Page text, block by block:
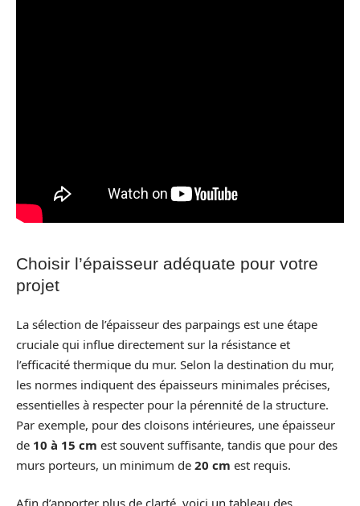
Choisir l’épaisseur adéquate pour votre
projet
La sélection de l’épaisseur des parpaings est une étape
cruciale qui influe directement sur la résistance et
l’efficacité thermique du mur. Selon la destination du mur,
les normes indiquent des épaisseurs minimales précises,
essentielles à respecter pour la pérennité de la structure.
Par exemple, pour des cloisons intérieures, une épaisseur
de 10 à 15 cm est souvent suffisante, tandis que pour des
murs porteurs, un minimum de 20 cm est requis.
Afin d’apporter plus de clarté, voici un tableau des